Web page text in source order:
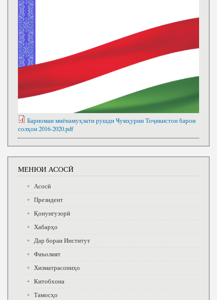
Барномаи миёнамуҳлати рушди Ҹумҳурии Тоҷикистон барои
солҳои 2016-2020.pdf
МЕНЮИ АСОСӢ
Асосӣ
Президент
Қонунгузорӣ
Хабарҳо
Дар бораи Институт
Фаъолият
Хизматрасониҳо
Китобхона
Тамосҳо